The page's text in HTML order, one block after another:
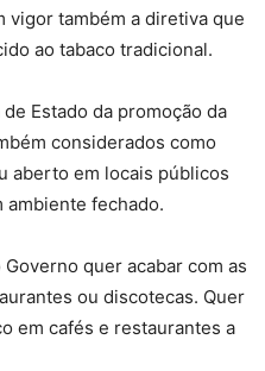
vigor também a diretiva que
ao tabaco tradicional.
Estado da promoção da
considerados como
aberto em locais públicos
ambiente fechado.
quer acabar com as
ou discotecas. Quer
em cafés e restaurantes a